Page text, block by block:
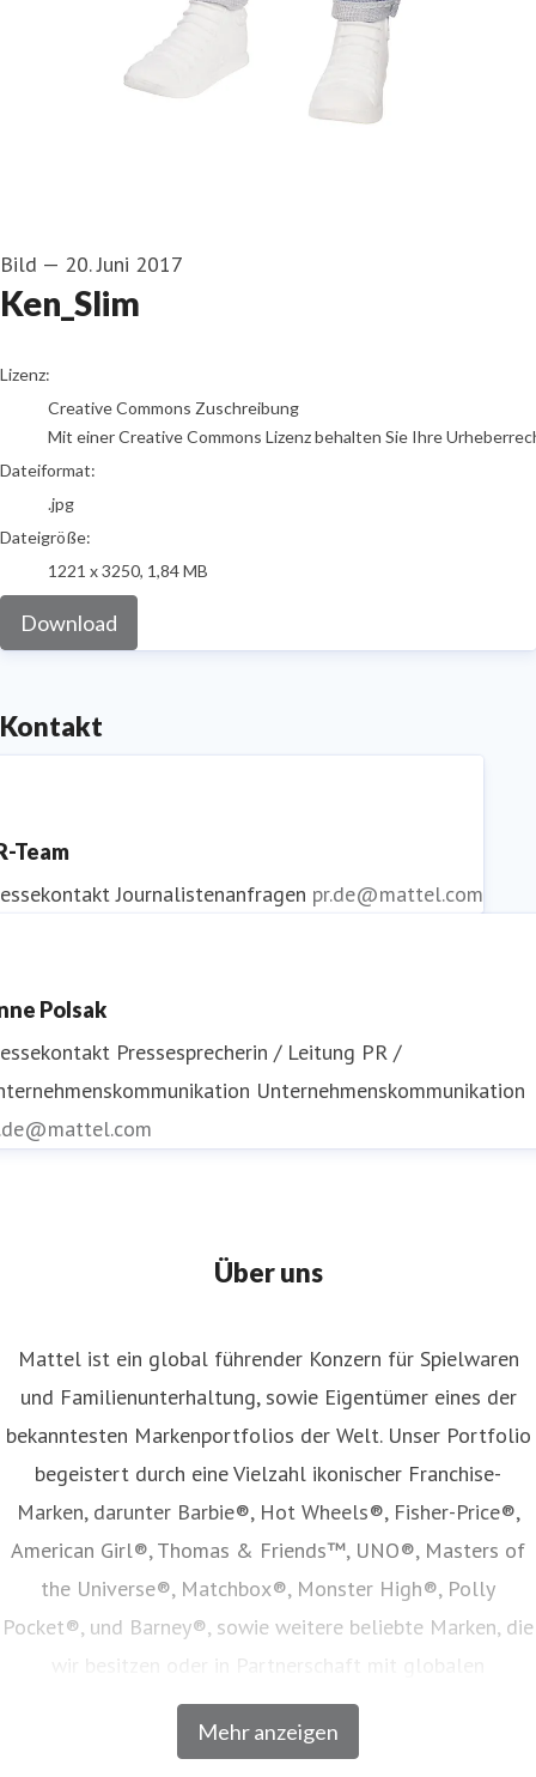
Bild — 20. Juni 2017
Ken_Slim
go to media item
Lizenz:
Creative Commons Zuschreibung
Mit einer Creative Commons Lizenz behalten Sie Ihre
Dateiformat:
.jpg
Dateigröße:
1221 x 3250, 1,84 MB
Download
Kontakt
Team
Journalistenanfragen pr.de@mattel.com
Polsak
Pressesprecherin / Leitung PR /
Unternehmenskommunikation
Über uns
Mehr anzeigen
Mattel ist ein global führender Konzern für Spielwaren
und Familienunterhaltung, sowie Eigentümer eines der
bekanntesten Markenportfolios der Welt. Unser Portfolio
begeistert durch eine Vielzahl ikonischer Franchise-
Marken, darunter Barbie®, Hot Wheels®, Fisher-Price®,
American Girl®, Thomas & Friends™, UNO®, Masters of
the Universe®, Matchbox®, Monster High®, Polly
Pocket®, und Barney®, sowie weitere beliebte Marken, die
wir besitzen oder in Partnerschaft mit globalen
Unterhaltungsunternehmen lizenzieren. Unser Angebot
umfasst Spielwaren, Film- und Fernsehinhalte,